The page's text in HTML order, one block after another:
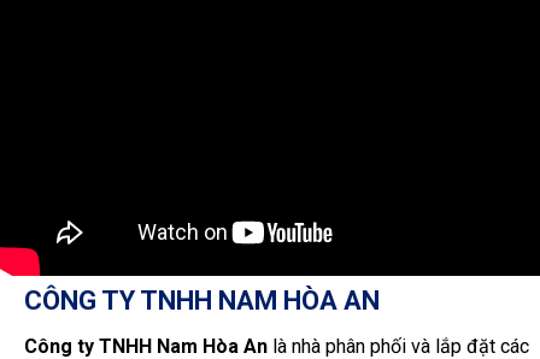
CÔNG TY TNHH NAM HÒA AN
Công ty TNHH Nam Hòa An là nhà phân phối và lắp đặt các